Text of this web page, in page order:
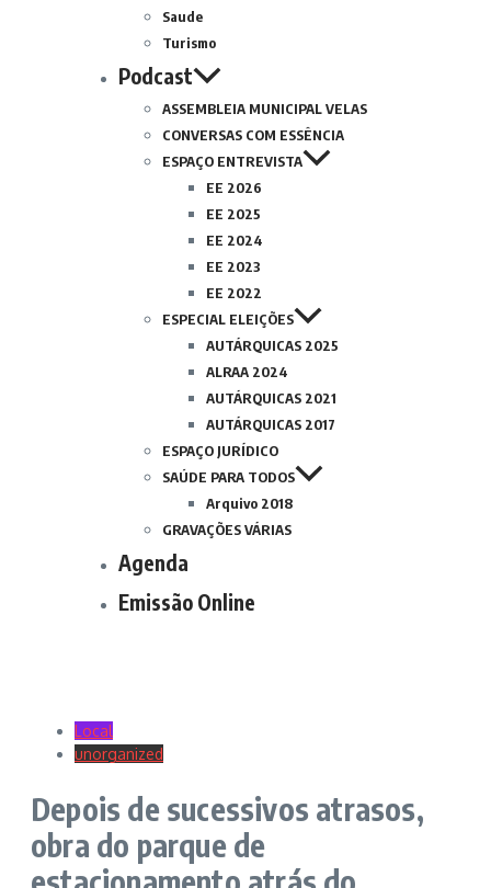
Saude
Turismo
Podcast
ASSEMBLEIA MUNICIPAL VELAS
CONVERSAS COM ESSÊNCIA
ESPAÇO ENTREVISTA
EE 2026
EE 2025
EE 2024
EE 2023
EE 2022
ESPECIAL ELEIÇÕES
AUTÁRQUICAS 2025
ALRAA 2024
AUTÁRQUICAS 2021
AUTÁRQUICAS 2017
ESPAÇO JURÍDICO
SAÚDE PARA TODOS
Arquivo 2018
GRAVAÇÕES VÁRIAS
Agenda
Emissão Online
Local
unorganized
Depois de sucessivos atrasos,
obra do parque de